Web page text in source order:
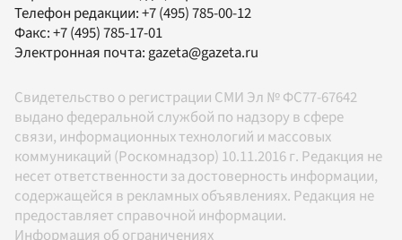
Телефон редакции:+7 (495) 785-00-12
Факс:+7 (495) 785-17-01
Электронная почта: gazeta@gazeta.ru
Свидетельство о регистрации СМИ Эл № ФС77-67642
выдано федеральной службой по надзору в сфере
связи, информационных технологий и массовых
коммуникаций (Роскомнадзор) 10.11.2016 г. Редакция не
несет ответственности за достоверность информации,
содержащейся в рекламных объявлениях. Редакция не
предоставляет справочной информации.